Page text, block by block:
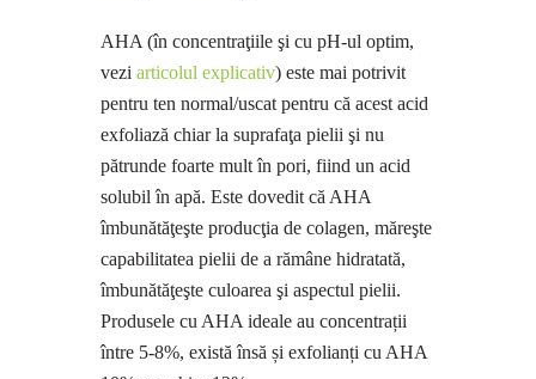
AHA (în concentraţiile şi cu pH-ul optim,
vezi articolul explicativ) este mai potrivit
pentru ten normal/uscat pentru că acest acid
exfoliază chiar la suprafaţa pielii şi nu
pătrunde foarte mult în pori, fiind un acid
solubil în apă. Este dovedit că AHA
îmbunătăţeşte producţia de colagen, măreşte
capabilitatea pielii de a rămâne hidratată,
îmbunătăţeşte culoarea şi aspectul pielii.
Produsele cu AHA ideale au concentrații
între 5-8%, există însă și exfolianți cu AHA